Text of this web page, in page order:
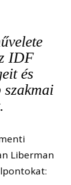
IDF
és
Liberman